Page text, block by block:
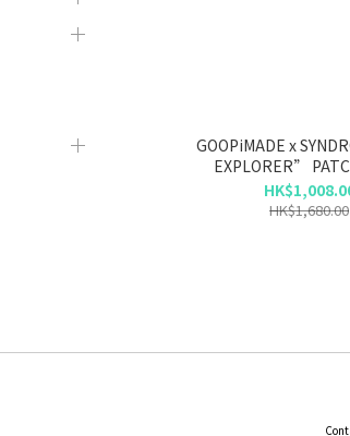
GOOPiMADE x SYNDRO
EXPLORER”
MOUNTAINEERING
HK$1,680.00